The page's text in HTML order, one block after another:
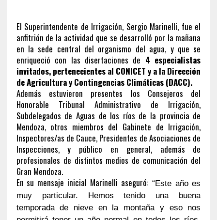
El Superintendente de Irrigación, Sergio Marinelli, fue el
anfitrión de la actividad que se desarrolló por la mañana
en la sede central del organismo del agua, y que se
enriqueció con las disertaciones de 4 especialistas
invitados, pertenecientes al CONICET y a la Dirección
de Agricultura y Contingencias Climáticas (DACC).
Además estuvieron presentes los Consejeros del
Honorable Tribunal Administrativo de Irrigación,
Subdelegados de Aguas de los ríos de la provincia de
Mendoza, otros miembros del Gabinete de Irrigación,
Inspectores/as de Cauce, Presidentes de Asociaciones de
Inspecciones, y público en general, además de
profesionales de distintos medios de comunicación del
Gran Mendoza.
En su mensaje inicial Marinelli aseguró:“Este año es
muy particular. Hemos tenido una buena
temporada de nieve en la montaña y eso nos